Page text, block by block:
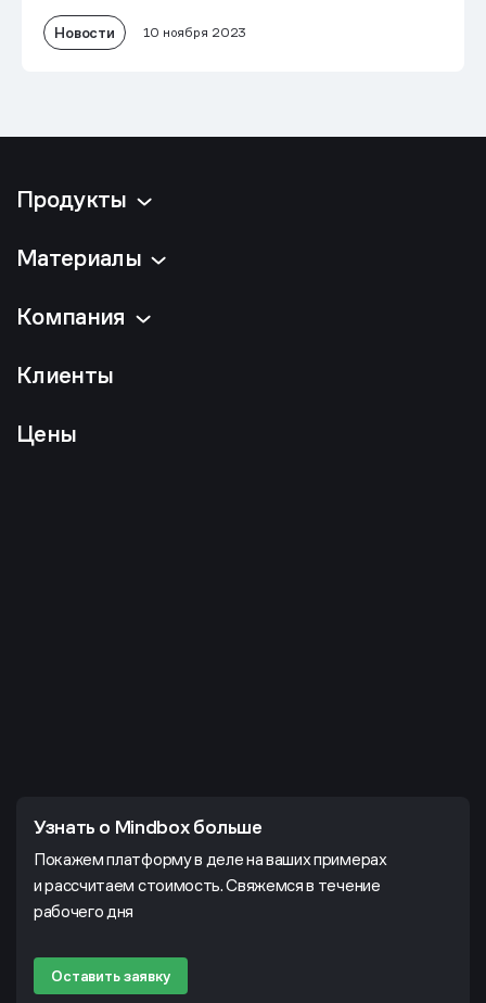
Новости 10 ноября 2023
Продукты
Материалы
Компания
Клиенты
Цены
Узнать о Mindbox больше
Покажем платформу в деле на ваших примерах
и рассчитаем стоимость. Свяжемся в течение
рабочего дня
Оставить заявку